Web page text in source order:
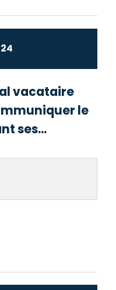
vacataire
le
ses...